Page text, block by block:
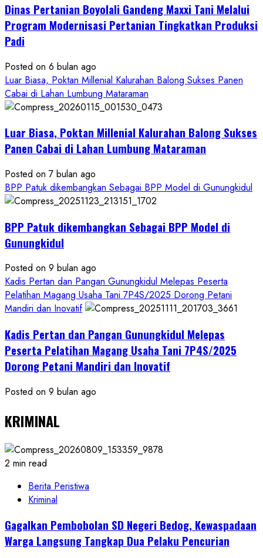
Boyolali
Gelar
Singkong
Wujudkan
Ketahanan
Pangan
Petani
Dinas Pertanian Boyolali Gandeng Maxxi Tani Melalui
Program Modernisasi Pertanian Tingkatkan Produksi
Padi
Posted on 6 bulan ago
Luar Biasa, Poktan Millenial Kalurahan Balong Sukses Panen
Cabai di Lahan Lumbung Mataraman
Luar Biasa, Poktan Millenial Kalurahan Balong Sukses
Panen Cabai di Lahan Lumbung Mataraman
Posted on 7 bulan ago
BPP Patuk dikembangkan Sebagai BPP Model di Gunungkidul
BPP Patuk dikembangkan Sebagai BPP Model di
Gunungkidul
Posted on 9 bulan ago
Kadis Pertan dan Pangan Gunungkidul Melepas Peserta
Pelatihan Magang Usaha Tani 7P4S/2025 Dorong Petani
Mandiri dan Inovatif
Kadis Pertan dan Pangan Gunungkidul Melepas
Peserta Pelatihan Magang Usaha Tani 7P4S/2025
Dorong Petani Mandiri dan Inovatif
Posted on 9 bulan ago
KRIMINAL
2 min read
Berita Peristiwa
Kriminal
Gagalkan Pembobolan SD Negeri Bedog, Kewaspadaan
Warga Langsung Tangkap Dua Pelaku Pencurian